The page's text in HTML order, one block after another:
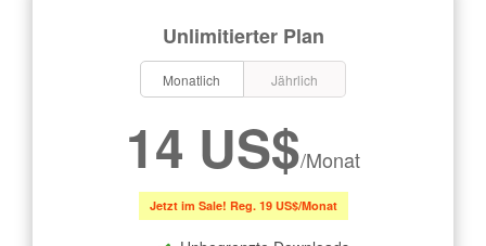
Unlimitierter Plan
Monatlich Jährlich
14 US$/Monat
Jetzt im Sale! Reg. 19 US$/Monat